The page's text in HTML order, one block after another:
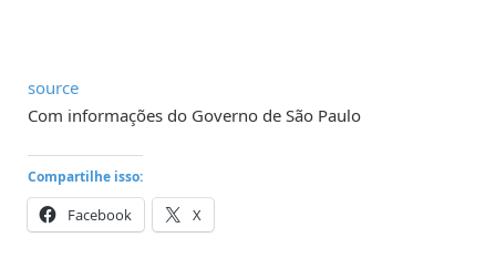
source
Com informações do Governo de São Paulo
Compartilhe isso:
Facebook X